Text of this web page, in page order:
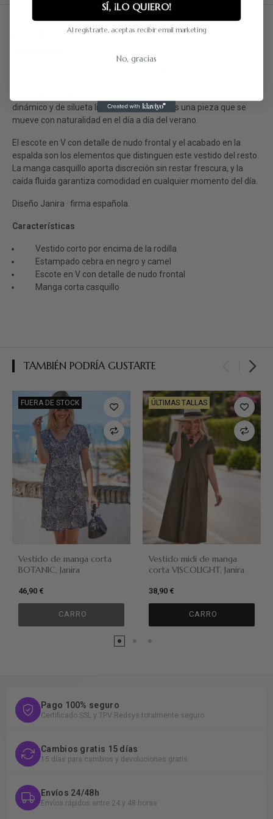
DETALLES DEL PRODUCTO RESEÑAS
dinámico y de silueta ligeramente evasé, es una pieza que se
mueve con naturalidad en el día a día del verano.
El escote en V con detalle de nudo frontal y el acabado en la
espalda son los elementos que distinguen este vestido del resto.
La manga casquillo aporta discreción sin restar frescura, y la
caída fluida garantiza comodidad en cualquier momento del día.
Diseño Janira · firma española.
Características
Vestido corto por encima de la rodilla
Estampado cebra en negro y camel
Escote en V con detalle de nudo frontal
Manga corta casquillo
TAMBIÉN PODRÍA GUSTARTE
FUERA DE STOCK
Vestido de manga corta
BOTANIC, Janira
46,90 €
CARRO
ÚLTIMAS TALLAS
Vestido midi de manga
corta VISCOLIGHT, Janira
38,90 €
CARRO
Pago 100% seguro
Certificado SSL y TPV Redsys totalmente seguro
Cambios gratis 15 días
15 días para cambios y devoluciones gratis
Envíos 24/48h
Envíos rápidos entre 24 y 48 horas
SÍ, ¡LO QUIERO!
Al registrarte, aceptas recibir email marketing
No, gracias